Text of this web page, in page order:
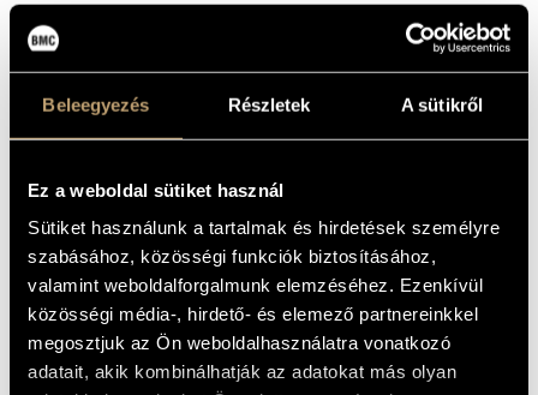
Beleegyezés Részletek A sütikről
Ez a weboldal sütiket használ
Sütiket használunk a tartalmak és hirdetések személyre
szabásához, közösségi funkciók biztosításához,
valamint weboldalforgalmunk elemzéséhez. Ezenkívül
közösségi média-, hirdető- és elemező partnereinkkel
megosztjuk az Ön weboldalhasználatra vonatkozó
adatait, akik kombinálhatják az adatokat más olyan
composed for this trio in such a way so that we would
sound like a chamber music ensemble, where every
musician has equal weight. That's why I chose the name